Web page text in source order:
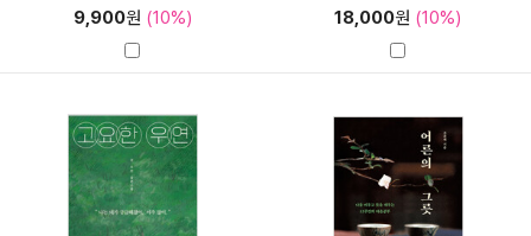
9,900원 (10%)
18,000원 (10%)